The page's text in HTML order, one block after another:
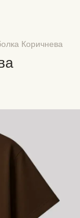
Коричнева